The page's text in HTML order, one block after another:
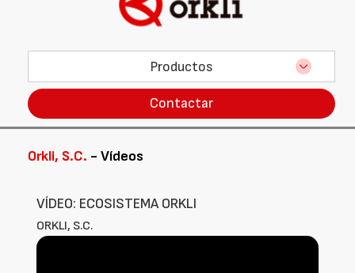
Productos
Contactar
Orkli, S.C. - Vídeos
VÍDEO: ECOSISTEMA ORKLI
ORKLI, S.C.